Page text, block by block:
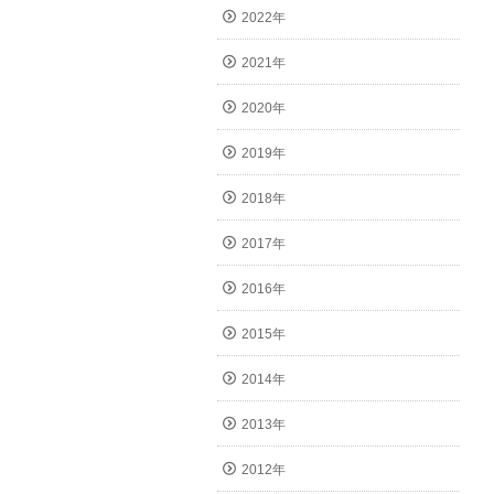
2022年
2021年
2020年
2019年
2018年
2017年
2016年
2015年
2014年
2013年
2012年